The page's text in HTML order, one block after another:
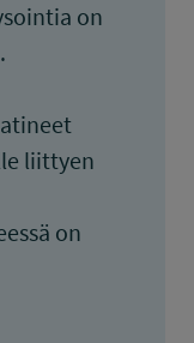
on
liittyen
on